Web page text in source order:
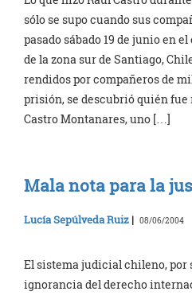
sólo se supo cuando sus
pasado sábado 19 de junio en
de la zona sur de Santiago,
rendidos por compañeros de
prisión, se descubrió quién fue
Castro Montanares, uno […]
Mala nota para la
Lucía Sepúlveda Ruiz | 08/06/2004
El sistema judicial chileno, por
ignorancia del derecho